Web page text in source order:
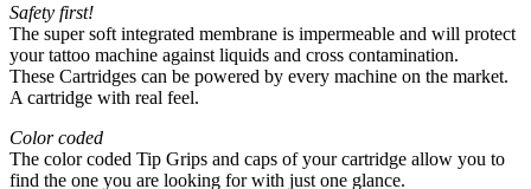
Safety first!
The super soft integrated membrane is impermeable and will protect
your tattoo machine against liquids and cross contamination.
These Cartridges can be powered by every machine on the market.
A cartridge with real feel.
Color coded
The color coded Tip Grips and caps of your cartridge allow you to
find the one you are looking for with just one glance.